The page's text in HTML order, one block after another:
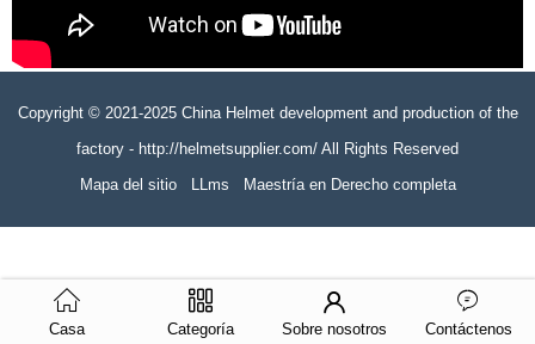
Copyright © 2021-2025 China Helmet development and production of the
factory - http://helmetsupplier.com/ All Rights Reserved
Mapa del sitio
LLms Maestría en Derecho completa
Casa Categoría Sobre nosotros Contáctenos